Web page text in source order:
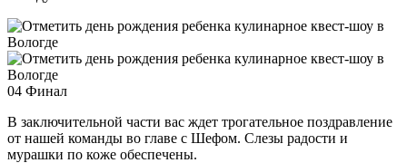
04 Финал
В заключительной части вас ждет трогательное поздравление
от нашей команды во главе с Шефом. Слезы радости и
мурашки по коже обеспечены.